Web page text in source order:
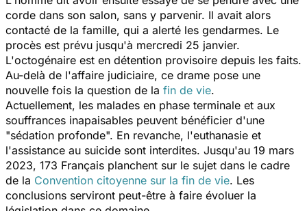
corde dans son salon, sans y parvenir. Il avait alors
contacté de la famille, qui a alerté les gendarmes. Le
procès est prévu jusqu'à mercredi 25 janvier.
L'octogénaire est en détention provisoire depuis les faits.
Au-delà de l'affaire judiciaire, ce drame pose une
nouvelle fois la question de la fin de vie.
Actuellement, les malades en phase terminale et aux
souffrances inapaisables peuvent bénéficier d'une
"sédation profonde". En revanche, l'euthanasie et
l'assistance au suicide sont interdites. Jusqu'au 19 mars
2023, 173 Français planchent sur le sujet dans le cadre
de la Convention citoyenne sur la fin de vie. Les
conclusions serviront peut-être à faire évoluer la